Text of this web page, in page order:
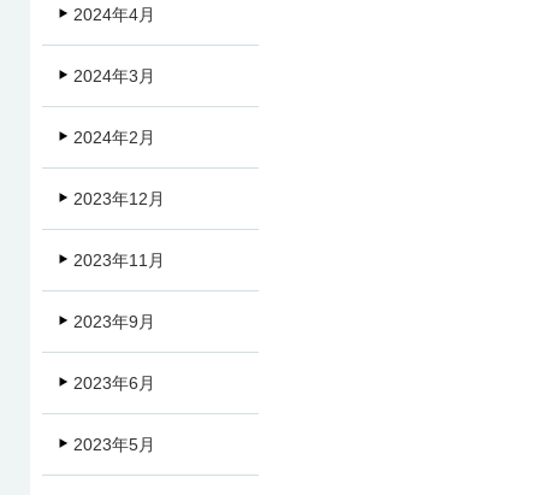
2024年4月
2024年3月
2024年2月
2023年12月
2023年11月
2023年9月
2023年6月
2023年5月